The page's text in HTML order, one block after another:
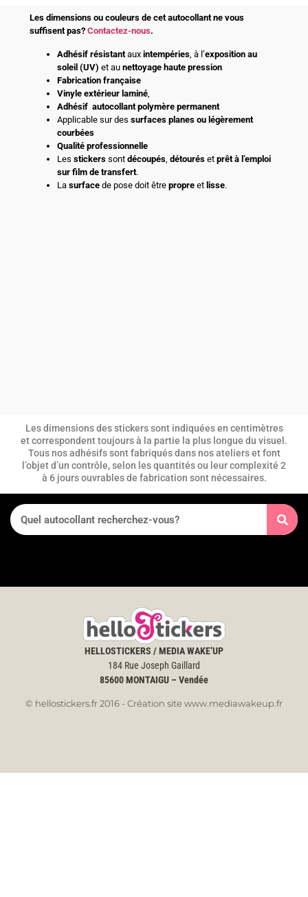
Les dimensions ou couleurs de cet autocollant ne vous
suffisent pas? Contactez-nous.
Adhésif résistantaux intempéries, à l’exposition au
soleil (UV) et au nettoyage haute pression
Fabrication française
Vinyle extérieur laminé,
Adhésif autocollant polymère permanent
Applicable sur des surfaces planes ou légèrement
courbées
Qualité professionnelle
Les stickerssont découpés, détouréset prêt à l’emploi
sur film de transfert.
La surfacede pose doit être propreet lisse.
Les dimensions des stickers sont indiquées en centimètres
et correspondent toujours à la partie la plus longue du visuel.
Tous nos adhésifs sont fabriqués dans nos ateliers et font
l’objet d’un contrôle, selon les quantités ou leur complexité 2
à 6 jours ouvrables de fabrication sont nécessaires.
HELLOSTICKERS / MEDIA WAKE’UP
184 Rue Joseph Gaillard
85600MONTAIGU – Vendée
© hellostickers.fr 2016 - Création site www.mediawakeup.fr